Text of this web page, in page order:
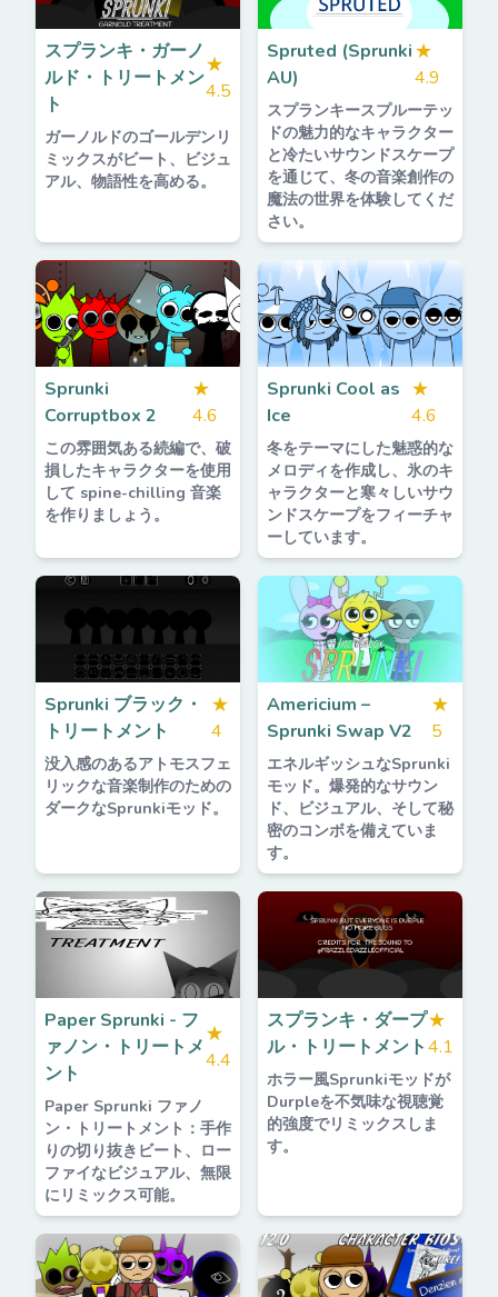
スプランキ・ガーノ
ルド・トリートメン
ト
★
4.5
ガーノルドのゴールデンリ
ミックスがビート、ビジュ
アル、物語性を高める。
Spruted (Sprunki
AU)
★
4.9
スプランキースプルーテッ
ドの魅力的なキャラクター
と冷たいサウンドスケープ
を通じて、冬の音楽創作の
魔法の世界を体験してくだ
さい。
Sprunki
Corruptbox 2
★
4.6
この雰囲気ある続編で、破
損したキャラクターを使用
して spine-chilling 音楽
を作りましょう。
Sprunki Cool as
Ice
★
4.6
冬をテーマにした魅惑的な
メロディを作成し、氷のキ
ャラクターと寒々しいサウ
ンドスケープをフィーチャ
ーしています。
Sprunki ブラック・
トリートメント
★
4
没入感のあるアトモスフェ
リックな音楽制作のための
ダークなSprunkiモッド。
Americium –
Sprunki Swap V2
★
5
エネルギッシュなSprunki
モッド。爆発的なサウン
ド、ビジュアル、そして秘
密のコンボを備えていま
す。
Paper Sprunki - フ
ァノン・トリートメ
ント
★
4.4
Paper Sprunki ファノ
ン・トリートメント：手作
りの切り抜きビート、ロー
ファイなビジュアル、無限
にリミックス可能。
スプランキ・ダープ
ル・トリートメント
★
4.1
ホラー風Sprunkiモッドが
Durpleを不気味な視聴覚
的強度でリミックスしま
す。